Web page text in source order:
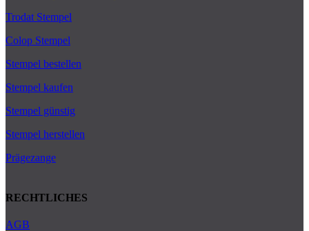
Trodat Stempel
Colop Stempel
Stempel bestellen
Stempel kaufen
Stempel günstig
Stempel herstellen
Prägezange
RECHTLICHES
AGB